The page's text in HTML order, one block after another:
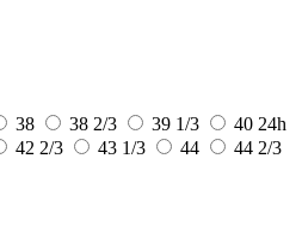
38 38 2/3 39 1/3 40 24h
42 2/3 43 1/3 44
44 2/3